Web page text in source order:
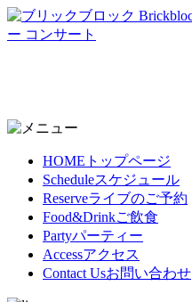
HOME トップページ
Scheduleスケジュール
Reserveライブのご予約
Food&Drinkご飲食
Partyパーティー
Accessアクセス
Contact Usお問い合わせ